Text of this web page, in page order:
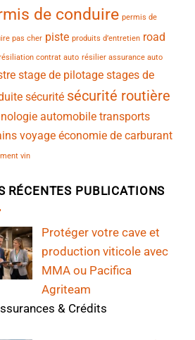
de conduire permis de
pas cher piste produits d’entretien road
contrat auto résilier assurance auto
stage de pilotage stages de
sécurité sécurité routière
automobile transports
voyage économie de carburant
vin
RÉCENTES PUBLICATIONS
Protéger votre cave et
production viticole avec
MMA ou Pacifica
Agriteam
& Crédits